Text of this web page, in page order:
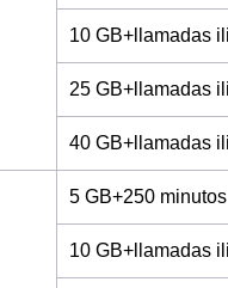
10 GB+llamadas
25 GB+llamadas
40 GB+llamadas
5 GB+250 minutos
10 GB+llamadas